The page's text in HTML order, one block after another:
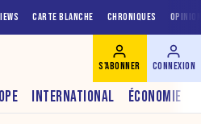
CARTE BLANCHE CHRONIQUES
INTERNATIONAL ÉCONOMIE
S'ABONNER CONNEXION